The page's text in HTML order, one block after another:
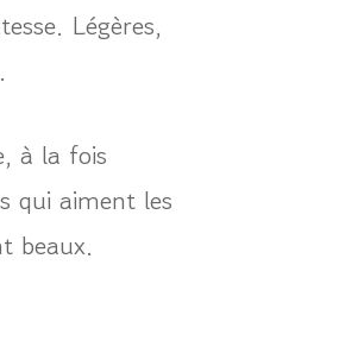
Légères,
à la fois
qui aiment les
beaux.